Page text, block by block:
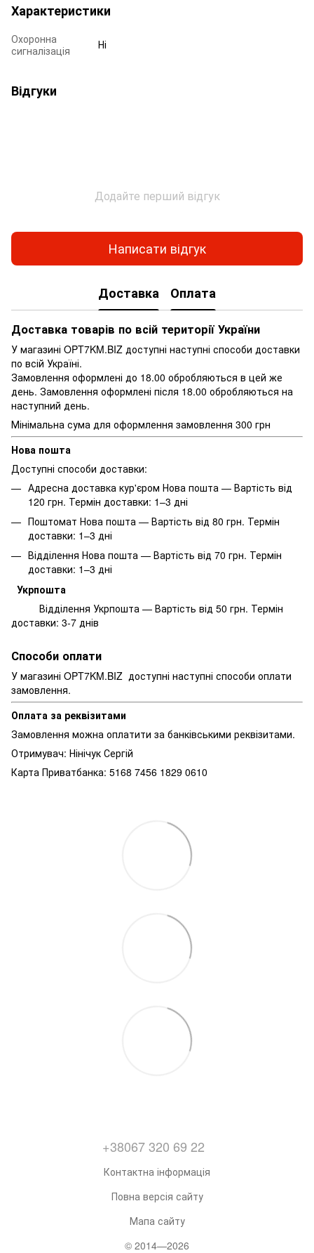
Характеристики
Охоронна
сигналізація
Ні
Відгуки
Додайте перший відгук
Написати відгук
Доставка Оплата
Доставка товарів по всій території України
У магазині OPT7KM.BIZ доступні наступні способи доставки
по всій Україні.
Замовлення оформлені до 18.00 обробляються в цей же
день. Замовлення оформлені після 18.00 обробляються на
наступний день.
Мінімальна сума для оформлення замовлення 300 грн
Нова пошта
Доступні способи доставки:
Адресна доставка кур'єром Нова пошта — Вартість від
120 грн. Термін доставки: 1–3 дні
Поштомат Нова пошта — Вартість від 80 грн. Термін
доставки: 1–3 дні
Відділення Нова пошта — Вартість від 70 грн. Термін
доставки: 1–3 дні
Укрпошта
Відділення Укрпошта — Вартість від 50 грн. Термін
доставки: 3-7 днів
Способи оплати
У магазині OPT7KM.BIZ доступні наступні способи оплати
замовлення.
Оплата за реквізитами
Замовлення можна оплатити за банківськими реквізитами.
Отримувач: Нінічук Сергій
Карта Приватбанка: 5168 7456 1829 0610
+38067 320 69 22
Контактна інформація
Повна версія сайту
Мапа сайту
© 2014—2026